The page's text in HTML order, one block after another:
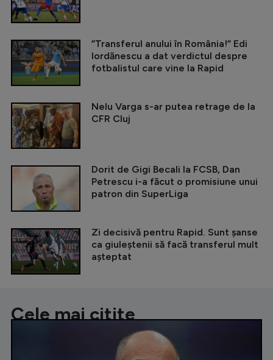
”Transferul anului în România!” Edi
Iordănescu a dat verdictul despre
fotbalistul care vine la Rapid
Nelu Varga s-ar putea retrage de la
CFR Cluj
Dorit de Gigi Becali la FCSB, Dan
Petrescu i-a făcut o promisiune unui
patron din SuperLiga
Zi decisivă pentru Rapid. Sunt șanse
ca giuleștenii să facă transferul mult
așteptat
Cele mai citite